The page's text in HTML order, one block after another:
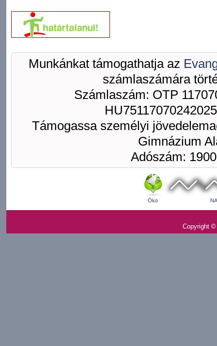
Munkánkat támogathatja az
számlaszámára
Számlaszám: OTP
Támogassa személyi
Gimnázium
Adószám:
Öko
Copyright